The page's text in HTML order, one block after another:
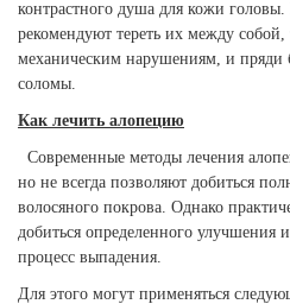
контрастного душа для кожи
рекомендуют тереть их между собой,
механическим нарушениям, и пряди
соломы.
Как лечить алопецию
Современные методы лечения
но не всегда позволяют добиться
волосяного покрова. Однако
добиться определенного улучшения
процесс выпадения.
Для этого могут применяться